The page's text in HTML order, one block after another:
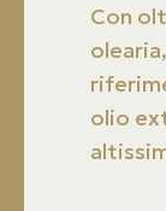
Con
olio